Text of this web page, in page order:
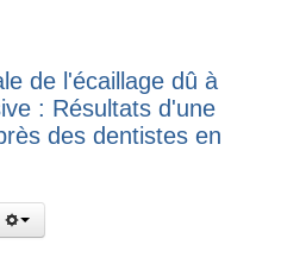
de l'écaillage dû à
: Résultats d'une
des dentistes en